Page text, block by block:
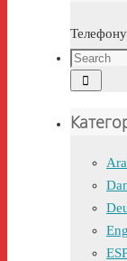
Search
for:Search